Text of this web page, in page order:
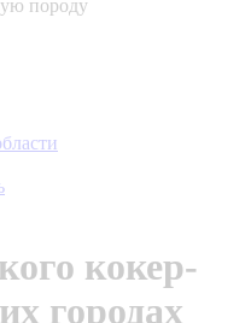
породу
кокер-
городах